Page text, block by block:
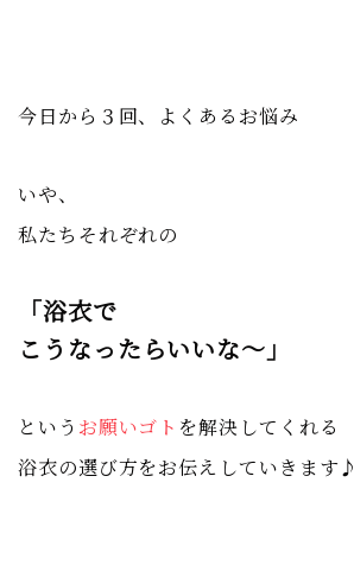
今日から３回、 よくあるお悩み
いや、
私たちそれぞれの
「浴衣で
こうなったらいいな〜」
という お願いゴト を解決してくれる
浴衣の選び方をお伝えしていきます♪